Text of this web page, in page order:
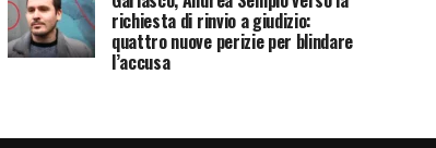
richiesta di rinvio a giudizio:
quattro nuove perizie per blindare
l’accusa